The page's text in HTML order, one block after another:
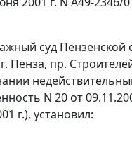
суд Пензенской
Пенза, пр.
N 20 от
г.), установил: